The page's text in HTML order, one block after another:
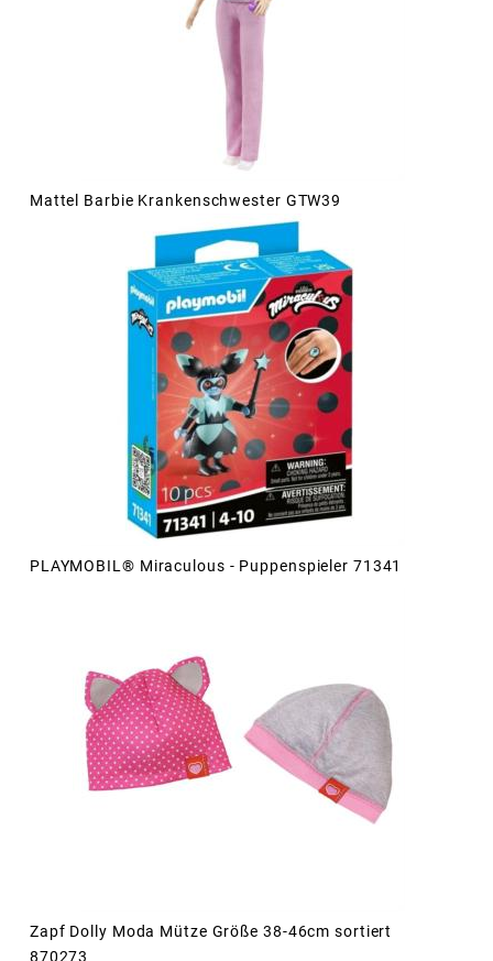
Mattel Barbie Krankenschwester GTW39
PLAYMOBIL® Miraculous - Puppenspieler 71341
Zapf Dolly Moda Mütze Größe 38-46cm sortiert
870273